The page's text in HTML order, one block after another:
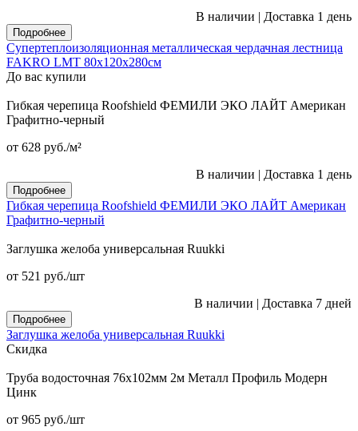
В наличии
Доставка 1 день
Подробнее
Супертеплоизоляционная металлическая чердачная лестница
FAKRO LMT 80х120х280см
До вас купили
Гибкая черепица Roofshield ФЕМИЛИ ЭКО ЛАЙТ Американ
Графитно-черный
от 628 руб./м²
В наличии
Доставка 1 день
Подробнее
Гибкая черепица Roofshield ФЕМИЛИ ЭКО ЛАЙТ Американ
Графитно-черный
Заглушка желоба универсальная Ruukki
от 521 руб./шт
В наличии
Доставка 7 дней
Подробнее
Заглушка желоба универсальная Ruukki
Скидка
Труба водосточная 76x102мм 2м Металл Профиль Модерн
Цинк
от 965 руб./шт